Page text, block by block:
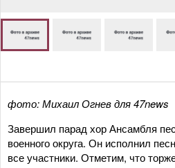
фото: Михаил Огнев для 47news
Завершил парад хор Ансамбля
военного округа. Он исполнил
все участники. Отметим, что